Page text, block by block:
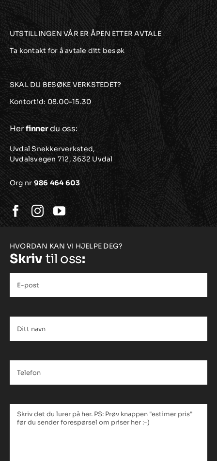
UTSTILLINGEN VÅR ER ÅPEN ETTER AVTALE
Ta kontakt for å avtale ditt besøk
SKAL DU BESØKE VERKSTEDET?
Kontortid: 08.00-15.30
Herfinnerdu oss:
Uvdal Snekkerverksted,
Uvdalsvegen 712, 3632 Uvdal
Org nr 986 464 603
HVORDAN KAN VI HJELPE DEG?
Skriv til oss:
post
Tekstfelt *